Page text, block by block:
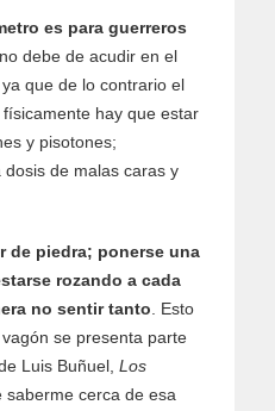
es para guerreros
debe de acudir en el
que de lo contrario el
hay que estar
y pisotones;
de malas caras y
de piedra; ponerse una
rozando a cada
no sentir tanto . Esto
se presenta parte
Luis Buñuel, Los
saberme cerca de esa